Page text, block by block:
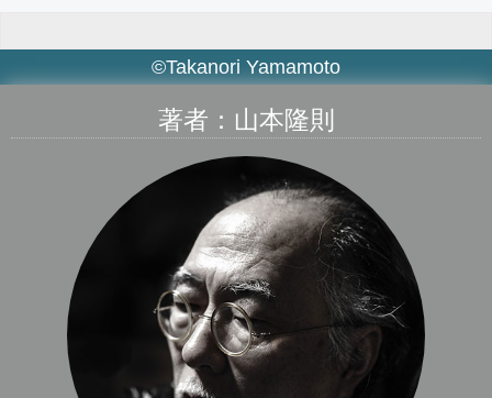
©Takanori Yamamoto
著者：山本隆則